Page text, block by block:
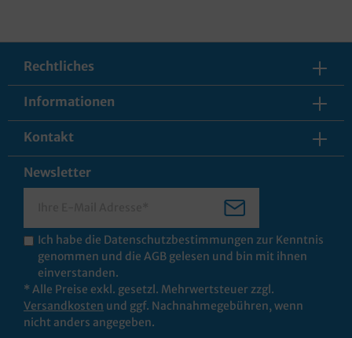
Rechtliches
Informationen
Kontakt
Newsletter
Ich habe die Datenschutzbestimmungen zur Kenntnis
genommen und die AGB gelesen und bin mit ihnen
einverstanden.
* Alle Preise exkl. gesetzl. Mehrwertsteuer zzgl.
Versandkosten und ggf. Nachnahmegebühren, wenn
nicht anders angegeben.